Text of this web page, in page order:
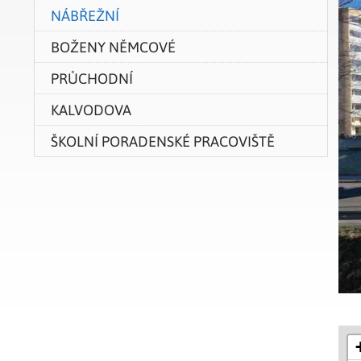
NÁBŘEŽNÍ
BOŽENY NĚMCOVÉ
PRŮCHODNÍ
KALVODOVA
ŠKOLNÍ PORADENSKÉ PRACOVIŠTĚ